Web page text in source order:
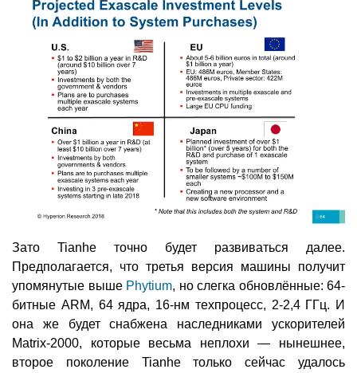
Зато Tianhe точно будет развиваться далее.
Предполагается, что третья версия машины получит
упомянутые выше Phytium, но слегка обновлённые: 64-
битные ARM, 64 ядра, 16-нм техпроцесс, 2-2,4 ГГц. И
она же будет снабжена наследниками ускорителей
Matrix-2000, которые весьма неплохи — нынешнее,
второе поколение Tianhe только сейчас удалось